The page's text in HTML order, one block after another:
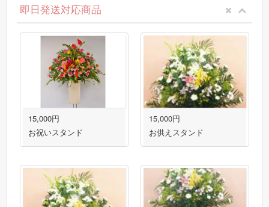
即日発送対応商品
15,000円
お祝いスタンド
15,000円
お供えスタンド